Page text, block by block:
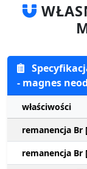
- magnes
właściwości
remanencja Br
remanencja Br